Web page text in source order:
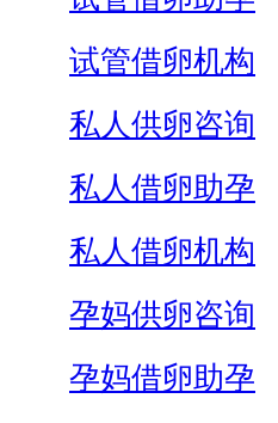
试管借卵机构
私人供卵咨询
私人借卵助孕
私人借卵机构
孕妈供卵咨询
孕妈借卵助孕